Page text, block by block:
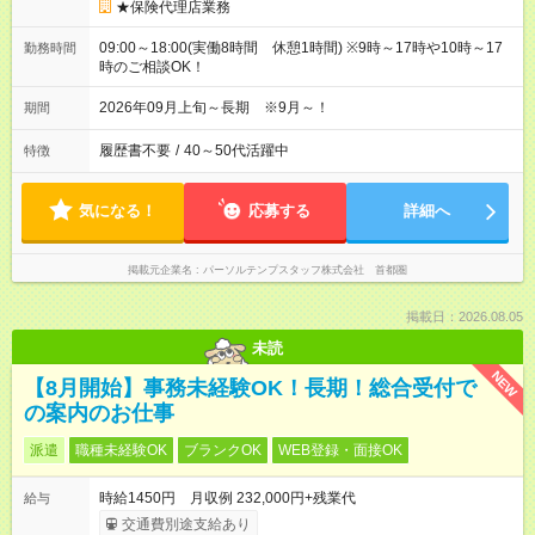
★保険代理店業務
勤務時間
09:00～18:00(実働8時間 休憩1時間) ※9時～17時や10時～17
時のご相談OK！
期間 2026年09月上旬～長期 ※9月～！
特徴 履歴書不要 / 40～50代活躍中
気になる！ 応募する 詳細へ
掲載元企業名 パーソルテンプスタッフ株式会社 首都圏
掲載日：2026.08.05
未読
NEW
【8月開始】事務未経験OK！長期！総合受付で
の案内のお仕事
派遣 職種未経験OK ブランクOK WEB登録・面接OK
給与
時給1450円 月収例 232,000円+残業代
交通費別途支給あり